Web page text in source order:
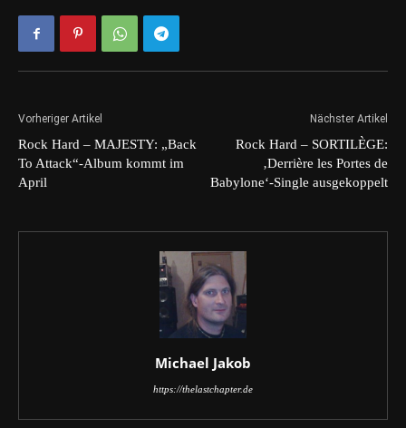
Vorheriger Artikel
Rock Hard – MAJESTY: „Back
To Attack“-Album kommt im
April
Nächster Artikel
Rock Hard – SORTILÈGE:
‚Derrière les Portes de
Babylone‘-Single ausgekoppelt
Michael Jakob
https://thelastchapter.de